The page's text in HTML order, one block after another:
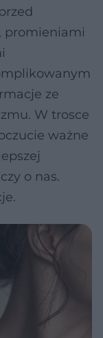
promieniami
ze
W trosce
ważne
o nas.